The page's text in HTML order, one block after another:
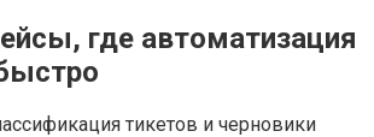
где автоматизация
тикетов и черновики